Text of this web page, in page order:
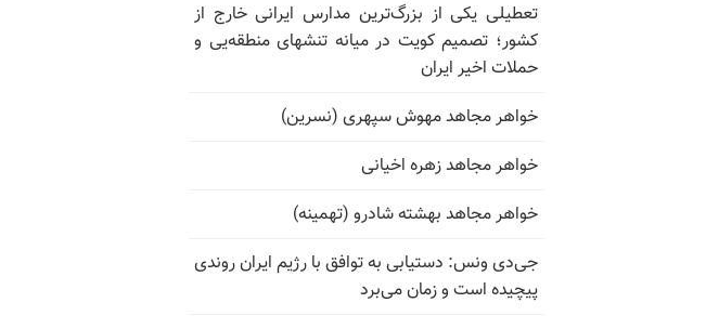
تعطیلی یکی از بزرگ‌ترین مدارس ایرانی خارج از
کشور؛ تصمیم کویت در میانه تنشهای منطقه‌یی و
حملات اخیر ایران
خواهر مجاهد مهوش سپهری (نسرین)
خواهر مجاهد زهره اخیانی
خواهر مجاهد بهشته شادرو (تهمینه)
جی‌دی ونس: دستیابی به توافق با رژیم ایران روندی
پیچیده است و زمان می‌برد